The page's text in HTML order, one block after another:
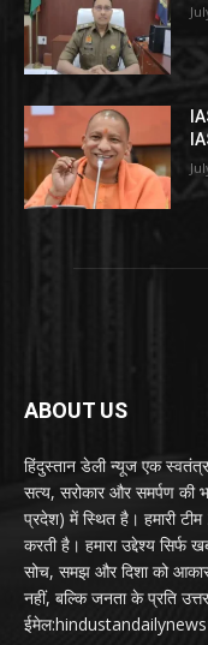
ABOUT US
हिंदुस्तान डेली न्यूज एक
सत्य, सरोकार और समर्पण की
प्रदेश) में स्थित है। हमारी
करती है। हमारा उद्देश्य
सोच, समझ और दिशा को
नहीं, बल्कि जनता के प्रति